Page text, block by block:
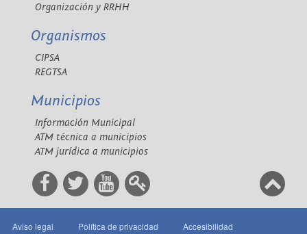
Organización y RRHH
Organismos
CIPSA
REGTSA
Municipios
Información Municipal
ATM técnica a municipios
ATM jurídica a municipios
Aviso legal Política de privacidad Accesibilidad